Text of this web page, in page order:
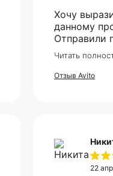
Хочу
данному
Отправили
V2, все
более чем
доехало в
Читать
Отзыв Avito
22